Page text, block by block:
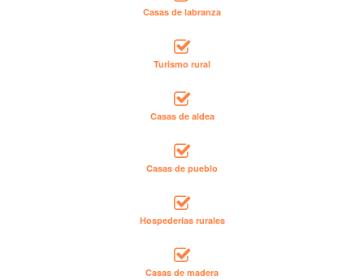
Casas de labranza
Turismo rural
Casas de aldea
Casas de pueblo
Hospederías rurales
Casas de madera